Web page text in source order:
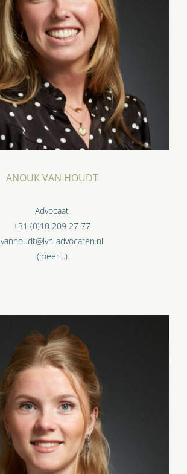
ANOUK VAN HOUDT
Advocaat
+31 (0)10 209 27 77
vanhoudt@lvh-advocaten.nl
(meer…)